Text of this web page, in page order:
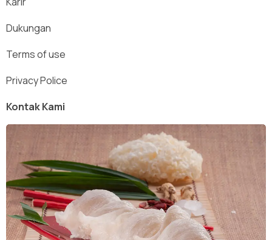
Dukungan
Terms of use
Privacy Police
Kontak Kami